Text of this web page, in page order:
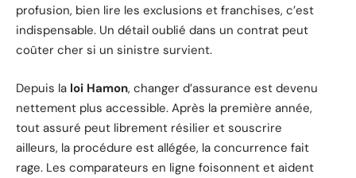
profusion, bien lire les exclusions et franchises, c’est
indispensable. Un détail oublié dans un contrat peut
coûter cher si un sinistre survient.
Depuis la loi Hamon, changer d’assurance est devenu
nettement plus accessible. Après la première année,
tout assuré peut librement résilier et souscrire
ailleurs, la procédure est allégée, la concurrence fait
rage. Les comparateurs en ligne foisonnent et aident